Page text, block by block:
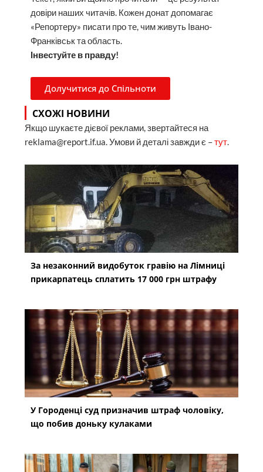
довіри наших читачів. Кожен донат допомагає
«Репортеру» писати про те, чим живуть Івано-
Франківськ та область.
Інвестуйте в правду!
Долучитися до Спільноти
СХОЖІ НОВИНИ
Якщо шукаєте дієвої реклами, звертайтеся на
reklama@report.if.ua. Умови й деталі завжди є –тут.
За незаконний видобуток гравію на Лімниці
прикарпатець сплатить 17 000 грн штрафу
У Городенці суд призначив штраф чоловіку,
що побив доньку кулаками